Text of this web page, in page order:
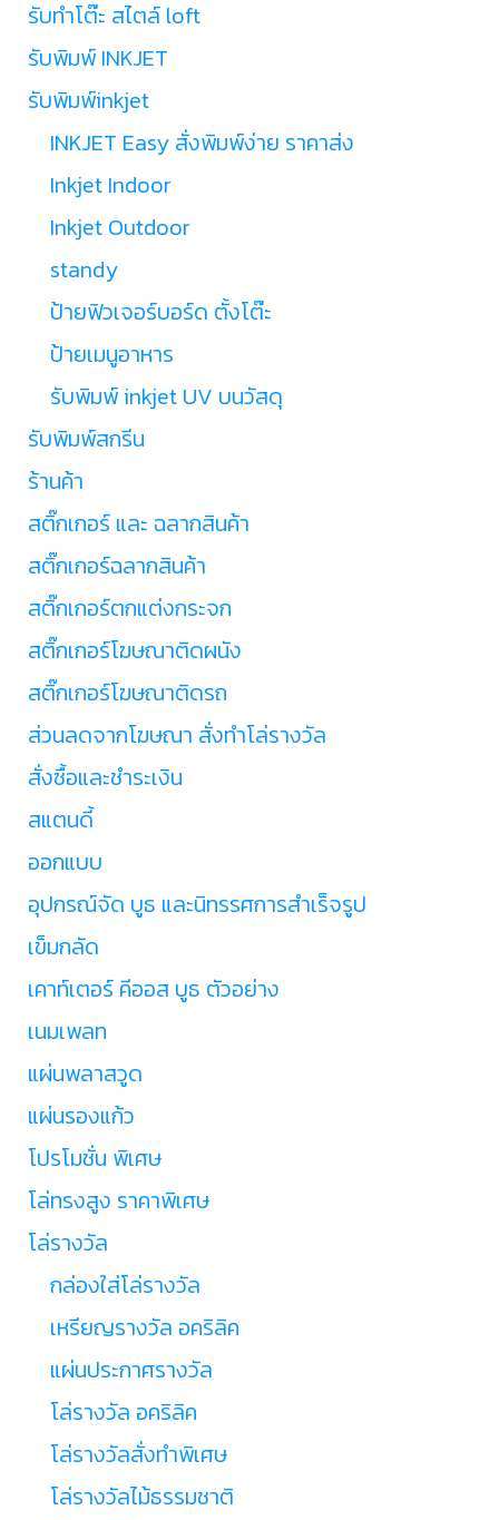
รับทำโต๊ะ สไตล์ loft
รับพิมพ์ INKJET
รับพิมพ์inkjet
INKJET Easy สั่งพิมพ์ง่าย ราคาส่ง
Inkjet Indoor
Inkjet Outdoor
standy
ป้ายฟิวเจอร์บอร์ด ตั้งโต๊ะ
ป้ายเมนูอาหาร
รับพิมพ์ inkjet UV บนวัสดุ
รับพิมพ์สกรีน
ร้านค้า
สติ๊กเกอร์ และ ฉลากสินค้า
สติ๊กเกอร์ฉลากสินค้า
สติ๊กเกอร์ตกแต่งกระจก
สติ๊กเกอร์โฆษณาติดผนัง
สติ๊กเกอร์โฆษณาติดรถ
ส่วนลดจากโฆษณา สั่งทำโล่รางวัล
สั่งซื้อและชำระเงิน
สแตนดี้
ออกแบบ
อุปกรณ์จัด บูธ และนิทรรศการสำเร็จรูป
เข็มกลัด
เคาท์เตอร์ คีออส บูธ ตัวอย่าง
เนมเพลท
แผ่นพลาสวูด
แผ่นรองแก้ว
โปรโมชั่น พิเศษ
โล่ทรงสูง ราคาพิเศษ
โล่รางวัล
กล่องใส่โล่รางวัล
เหรียญรางวัล อคริลิค
แผ่นประกาศรางวัล
โล่รางวัล อคริลิค
โล่รางวัลสั่งทำพิเศษ
โล่รางวัลไม้ธรรมชาติ